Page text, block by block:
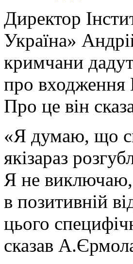
Директор
Україна»
кримчани
про входження
Про це він
«Я думаю, що
якізараз
Я не виключаю,
в позитивній
цього
сказав